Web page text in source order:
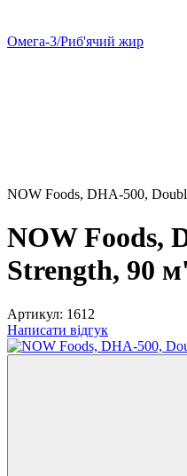
Омега-3/Риб'ячий жир
NOW Foods, DHA-500,
NOW Foods,
Strength, 90
Артикул: 1612
Написати відгук